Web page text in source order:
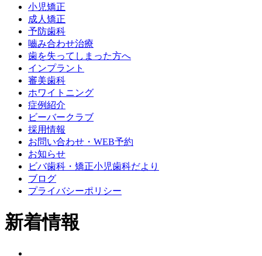
小児矯正
成人矯正
予防歯科
嚙み合わせ治療
歯を失ってしまった方へ
インプラント
審美歯科
ホワイトニング
症例紹介
ビーバークラブ
採用情報
お問い合わせ・WEB予約
お知らせ
ビバ歯科・矯正小児歯科だより
ブログ
プライバシーポリシー
新着情報